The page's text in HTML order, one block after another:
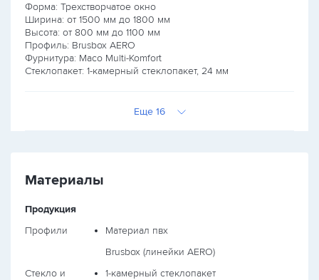
Форма: Трехстворчатое окно
Ширина: от 1500 мм до 1800 мм
Высота: от 800 мм до 1100 мм
Профиль: Brusbox AERO
Фурнитура: Maco Multi-Komfort
Стеклопакет: 1-камерный стеклопакет, 24 мм
Еще 16
Материалы
Продукция
Профили
Материал пвх
Brusbox (линейки AERO)
Стекло и
1-камерный стеклопакет